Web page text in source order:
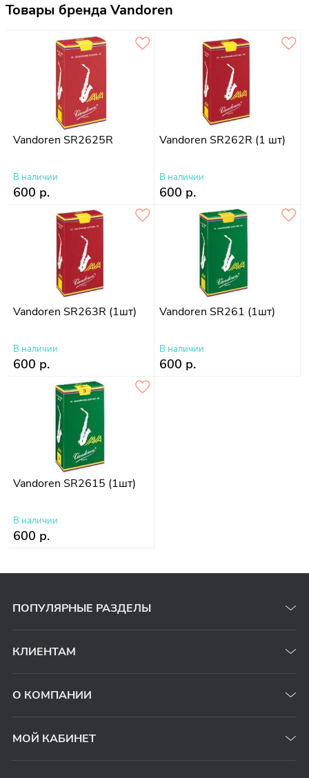
Товары бренда Vandoren
Vandoren SR2625R
В наличии
600 р.
Vandoren SR262R (1 шт)
В наличии
600 р.
Vandoren SR263R (1шт)
В наличии
600 р.
Vandoren SR261 (1шт)
В наличии
600 р.
Vandoren SR2615 (1шт)
В наличии
600 р.
ПОПУЛЯРНЫЕ РАЗДЕЛЫ
КЛИЕНТАМ
О КОМПАНИИ
МОЙ КАБИНЕТ